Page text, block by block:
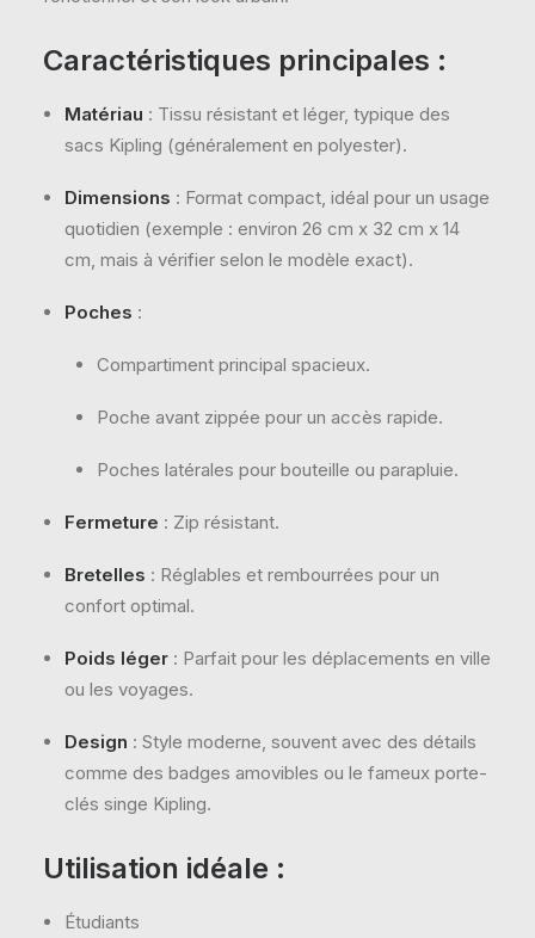
Caractéristiques principales :
Matériau : Tissu résistant et léger, typique des
sacs Kipling (généralement en polyester).
Dimensions : Format compact, idéal pour un usage
quotidien (exemple : environ 26 cm x 32 cm x 14
cm, mais à vérifier selon le modèle exact).
Poches :
Compartiment principal spacieux.
Poche avant zippée pour un accès rapide.
Poches latérales pour bouteille ou parapluie.
Fermeture : Zip résistant.
Bretelles : Réglables et rembourrées pour un
confort optimal.
Poids léger : Parfait pour les déplacements en ville
ou les voyages.
Design : Style moderne, souvent avec des détails
comme des badges amovibles ou le fameux porte-
clés singe Kipling.
Utilisation idéale :
Étudiants